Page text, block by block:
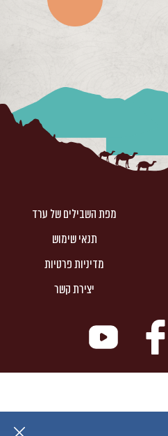
מפת השבילים של ערד
תנאי שימוש
מדיניות פרטיות
יצירת קשר